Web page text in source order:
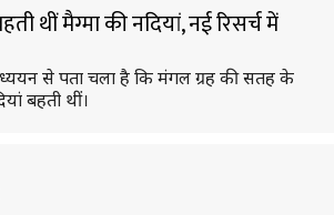
थीं मैग्मा की नदियां, नई रिसर्च में
अध्ययन से पता चला है कि मंगल ग्रह की सतह के
बहती थीं।